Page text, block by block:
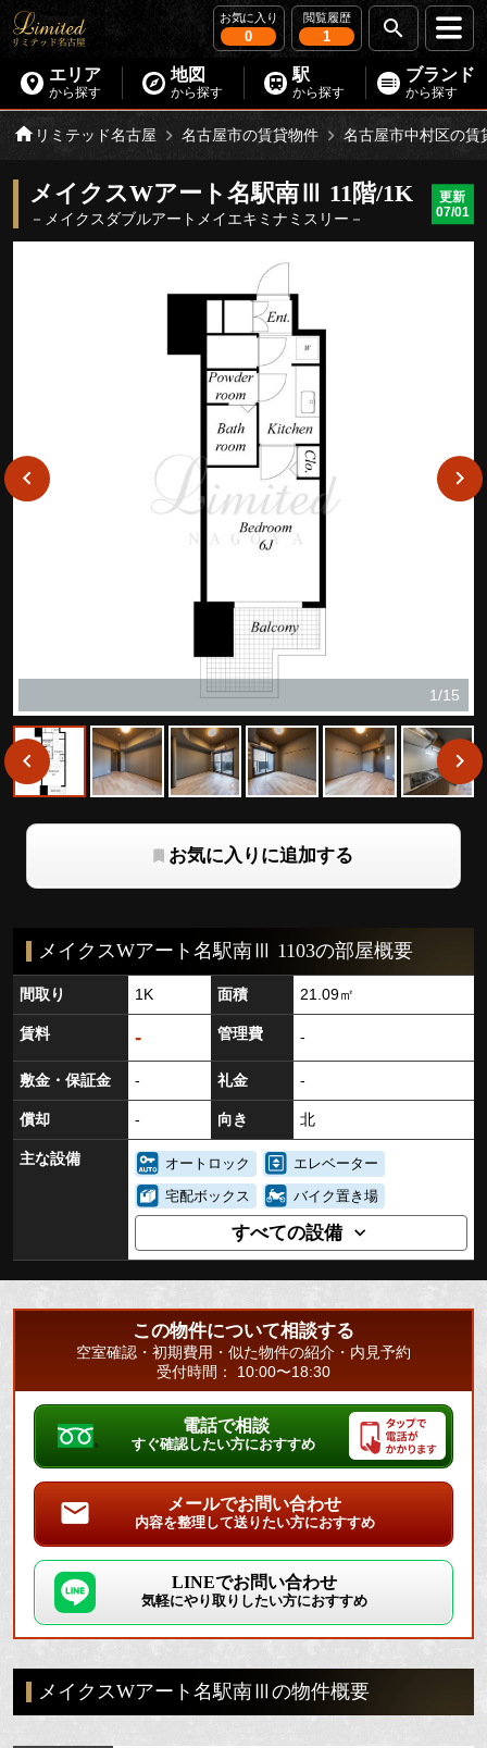
お気に入り
0
閲覧履歴
1
エリア
から探す
地図
から探す
駅
から探す
ブランド
から探す
リミテッド名古屋 名古屋市の賃貸物件 名古屋市中村区の賃
メイクスWアート名駅南Ⅲ 11階/1K
－メイクスダブルアートメイエキミナミスリー－
更新
07/01
1/15
お気に入りに追加する
メイクスWアート名駅南Ⅲ 1103の部屋概要
間取り 1K 面積 21.09㎡
賃料 - 管理費 -
敷金・保証金 - 礼金 -
償却 - 向き 北
主な設備 オートロック
エレベーター
宅配ボックス
バイク置き場
すべての設備
この物件について相談する
空室確認・初期費用・似た物件の紹介・内見予約
受付時間： 10:00〜18:30
電話で相談
すぐ確認したい方におすすめ
メールでお問い合わせ
内容を整理して送りたい方におすすめ
LINEでお問い合わせ
気軽にやり取りしたい方におすすめ
メイクスWアート名駅南Ⅲの物件概要